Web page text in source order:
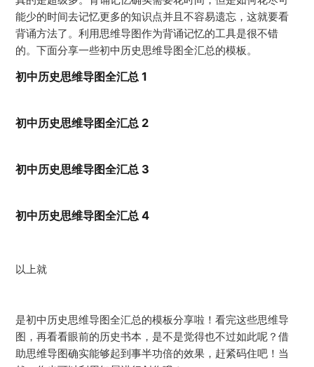
能少的时间去记忆更多的知识点并且不容易遗忘，这就要看
背诵方法了。利用思维导图作为背诵记忆的工具是很不错
的。下面分享一些初中历史思维导图全汇总的模板。
初中历史思维导图全汇总 1
初中历史思维导图全汇总 2
初中历史思维导图全汇总 3
初中历史思维导图全汇总 4
以上就
是初中历史思维导图全汇总的模板分享啦！看完这些思维导
图，再看看眼前的历史书本，是不是觉得也不过如此呢？借
助思维导图确实能够起到事半功倍的效果，赶紧码住吧！当